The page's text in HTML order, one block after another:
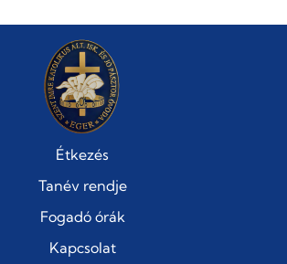
Étkezés
Tanév rendje
Fogadó órák
Kapcsolat